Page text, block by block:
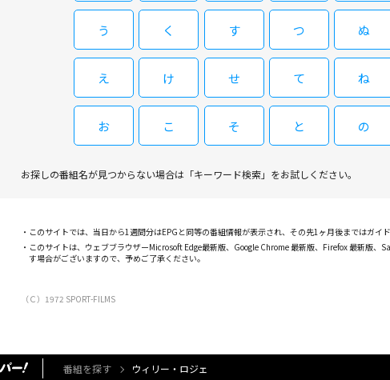
う
え
お
く
け
こ
す
せ
そ
つ
て
と
ぬ
ね
の
お探しの番組名が見つからない場合は「キーワード検索」をお試しください。
このサイトでは、当日から1週間分はEPGと同等の番組情報が表示され、その先1ヶ月後まではガ
このサイトは、ウェブブラウザーMicrosoft Edge最新版、Google Chrome 最新版、Firefox 最新版
す場合がございますので、予めご了承ください。
（Ｃ）1972 SPORT-FILMS
番組を探す ウィリー・ロジェ